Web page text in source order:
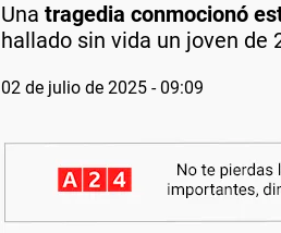
Una tragedia conmocionó
hallado sin vida un joven de
02 de julio de 2025 - 09:09